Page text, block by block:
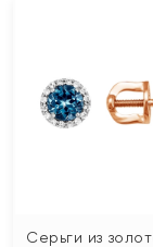
Серьги из